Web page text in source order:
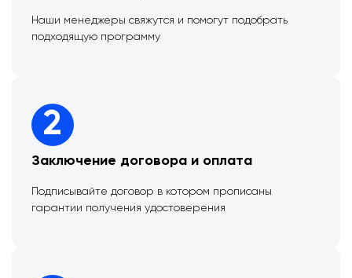
Наши менеджеры свяжутся и помогут подобрать
подходящую программу
2
Заключение договора и оплата
Подписывайте договор в котором прописаны
гарантии получения удостоверения